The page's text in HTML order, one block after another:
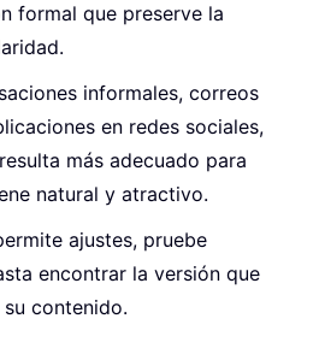
formal que preserve la
informales, correos
en redes sociales,
más adecuado para
natural y atractivo.
ajustes, pruebe
encontrar la versión que
contenido.